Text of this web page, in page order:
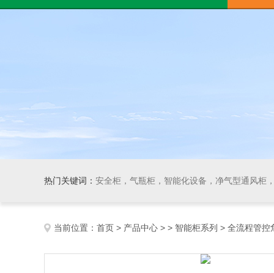
热门关键词： 安全柜，气瓶柜，智能化设备，净气型通风柜，
当前位置： 首页 > 产品中心 > > 智能柜系列 > 全流程管控